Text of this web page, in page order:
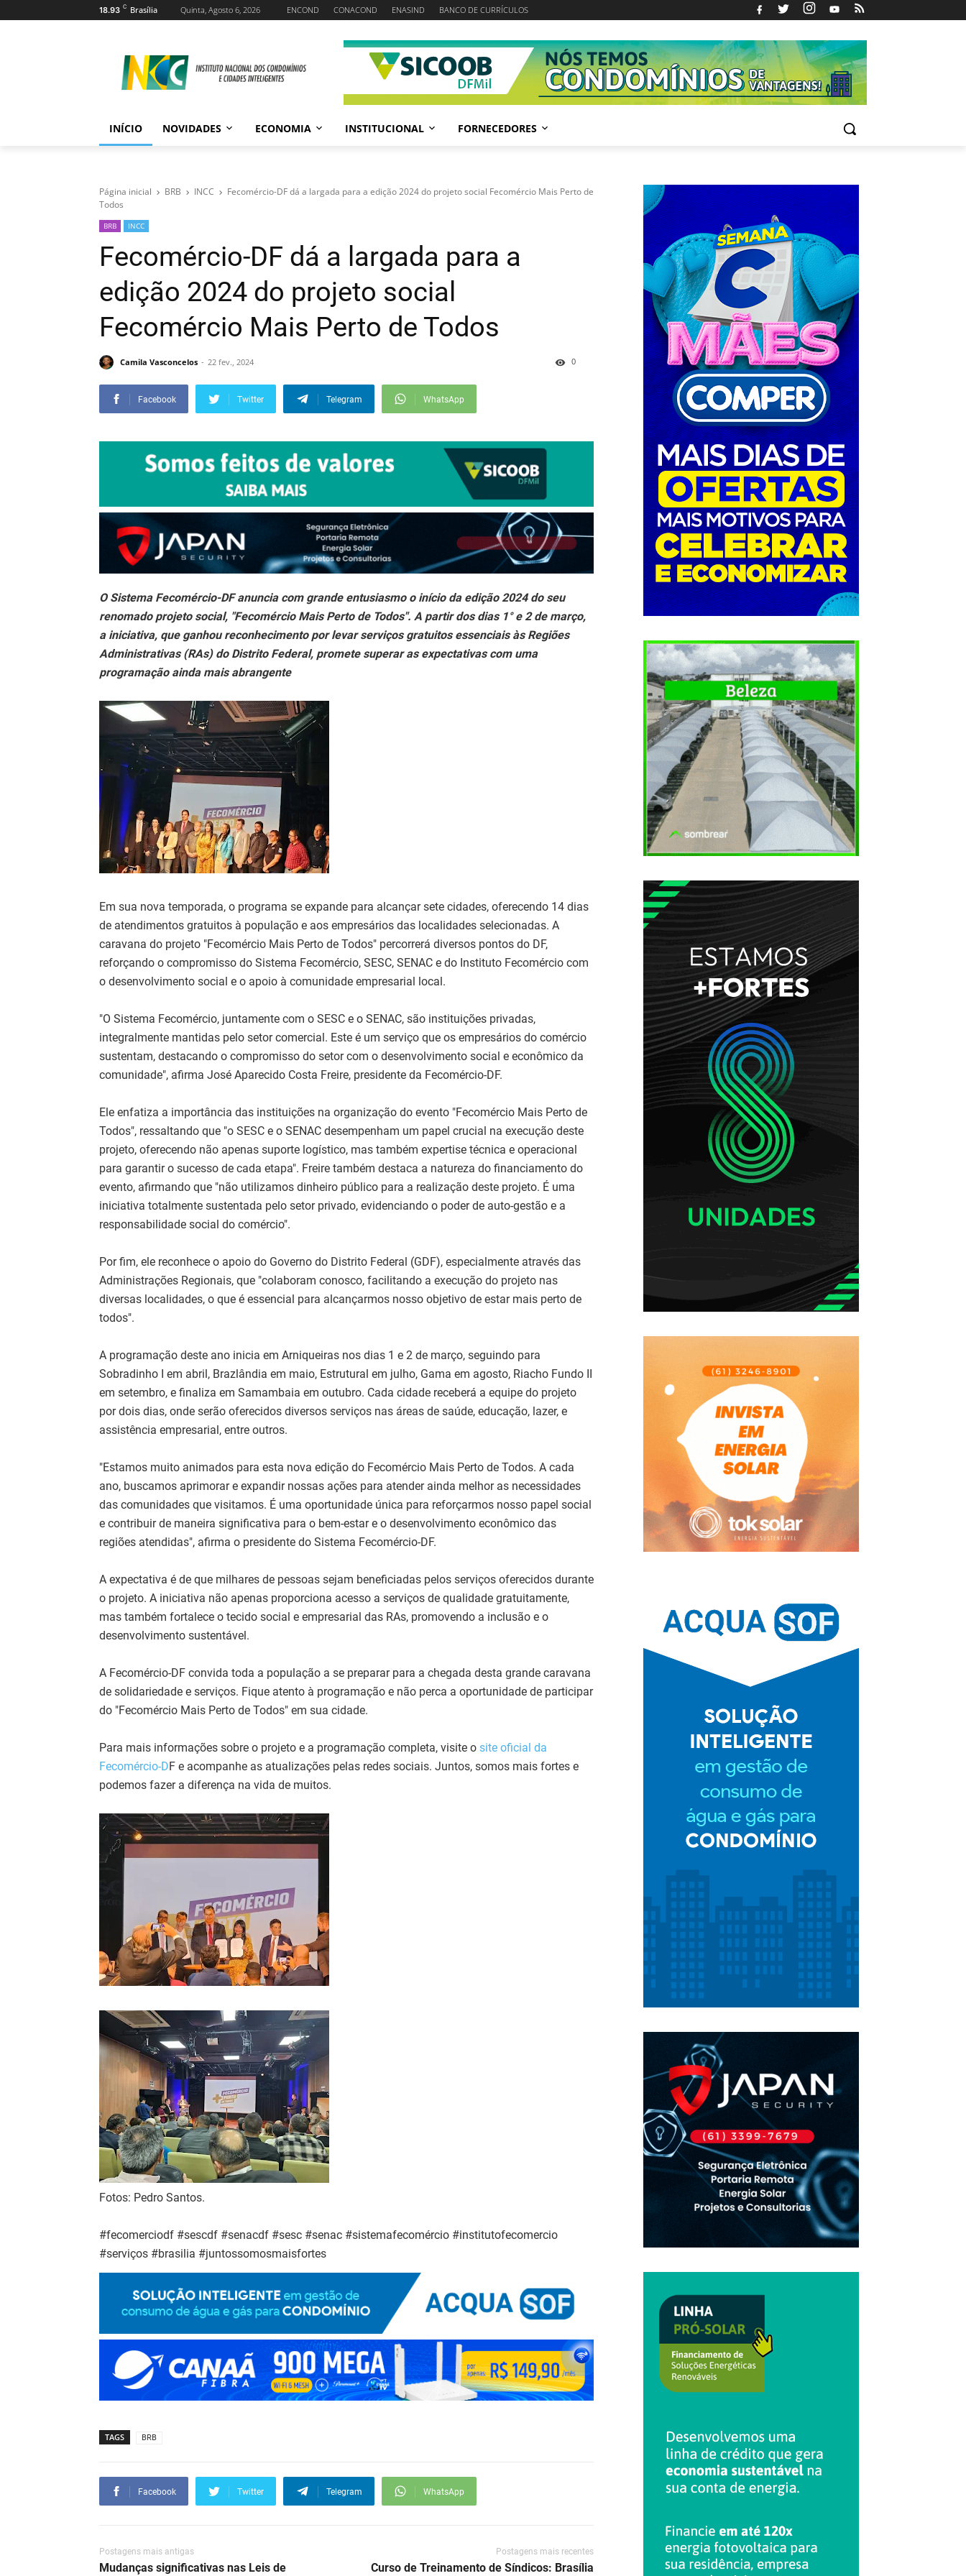
18.93 C Brasília Quinta, Agosto 6, 2026 ENCOND CONACOND ENASIND BANCO DE CURRÍCULOS
INÍCIO NOVIDADES ECONOMIA INSTITUCIONAL FORNECEDORES
Página inicial BRB INCC
Fecomércio-DF dá a largada para a edição 2024 do projeto social Fecomércio Mais Perto de
Todos
BRB INCC
Fecomércio-DF dá a largada para a
edição 2024 do projeto social
Fecomércio Mais Perto de Todos
Camila Vasconcelos 22 fev., 2024 0
Facebook Twitter Telegram WhatsApp
O Sistema Fecomércio-DF anuncia com grande entusiasmo o início da edição 2024 do seu
renomado projeto social, "Fecomércio Mais Perto de Todos". A partir dos dias 1° e 2 de março,
a iniciativa, que ganhou reconhecimento por levar serviços gratuitos essenciais às Regiões
Administrativas (RAs) do Distrito Federal, promete superar as expectativas com uma
programação ainda mais abrangente
Em sua nova temporada, o programa se expande para alcançar sete cidades, oferecendo 14 dias
de atendimentos gratuitos à população e aos empresários das localidades selecionadas. A
caravana do projeto "Fecomércio Mais Perto de Todos" percorrerá diversos pontos do DF,
reforçando o compromisso do Sistema Fecomércio, SESC, SENAC e do Instituto Fecomércio com
o desenvolvimento social e o apoio à comunidade empresarial local.
"O Sistema Fecomércio, juntamente com o SESC e o SENAC, são instituições privadas,
integralmente mantidas pelo setor comercial. Este é um serviço que os empresários do comércio
sustentam, destacando o compromisso do setor com o desenvolvimento social e econômico da
comunidade", afirma José Aparecido Costa Freire, presidente da Fecomércio-DF.
Ele enfatiza a importância das instituições na organização do evento "Fecomércio Mais Perto de
Todos", ressaltando que "o SESC e o SENAC desempenham um papel crucial na execução deste
projeto, oferecendo não apenas suporte logístico, mas também expertise técnica e operacional
para garantir o sucesso de cada etapa". Freire também destaca a natureza do financiamento do
evento, afirmando que "não utilizamos dinheiro público para a realização deste projeto. É uma
iniciativa totalmente sustentada pelo setor privado, evidenciando o poder de auto-gestão e a
responsabilidade social do comércio".
Por fim, ele reconhece o apoio do Governo do Distrito Federal (GDF), especialmente através das
Administrações Regionais, que "colaboram conosco, facilitando a execução do projeto nas
diversas localidades, o que é essencial para alcançarmos nosso objetivo de estar mais perto de
todos".
A programação deste ano inicia em Arniqueiras nos dias 1 e 2 de março, seguindo para
Sobradinho I em abril, Brazlândia em maio, Estrutural em julho, Gama em agosto, Riacho Fundo II
em setembro, e finaliza em Samambaia em outubro. Cada cidade receberá a equipe do projeto
por dois dias, onde serão oferecidos diversos serviços nas áreas de saúde, educação, lazer, e
assistência empresarial, entre outros.
"Estamos muito animados para esta nova edição do Fecomércio Mais Perto de Todos. A cada
ano, buscamos aprimorar e expandir nossas ações para atender ainda melhor as necessidades
das comunidades que visitamos. É uma oportunidade única para reforçarmos nosso papel social
e contribuir de maneira significativa para o bem-estar e o desenvolvimento econômico das
regiões atendidas", afirma o presidente do Sistema Fecomércio-DF.
A expectativa é de que milhares de pessoas sejam beneficiadas pelos serviços oferecidos durante
o projeto. A iniciativa não apenas proporciona acesso a serviços de qualidade gratuitamente,
mas também fortalece o tecido social e empresarial das RAs, promovendo a inclusão e o
desenvolvimento sustentável.
A Fecomércio-DF convida toda a população a se preparar para a chegada desta grande caravana
de solidariedade e serviços. Fique atento à programação e não perca a oportunidade de participar
do "Fecomércio Mais Perto de Todos" em sua cidade.
Para mais informações sobre o projeto e a programação completa, visite o site oficial da
Fecomércio-DF e acompanhe as atualizações pelas redes sociais. Juntos, somos mais fortes e
podemos fazer a diferença na vida de muitos.
Fotos: Pedro Santos.
#fecomerciodf #sescdf #senacdf #sesc #senac #sistemafecomércio #institutofecomercio
#serviços #brasilia #juntossomosmaisfortes
TAGS BRB
Facebook Twitter Telegram WhatsApp
Postagens mais antigas
Mudanças significativas nas Leis de
Postagens mais recentes
Curso de Treinamento de Síndicos: Brasília